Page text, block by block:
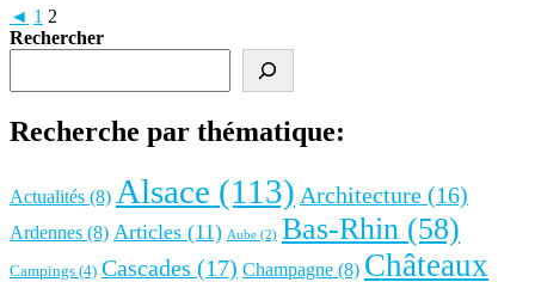
◄ 1 2
Rechercher
Recherche par thématique:
Actualités (8) Alsace (113) Architecture (16)
Ardennes (8) Articles (11) Aube (2) Bas-Rhin (58)
Campings (4) Cascades (17) Champagne (8) Châteaux